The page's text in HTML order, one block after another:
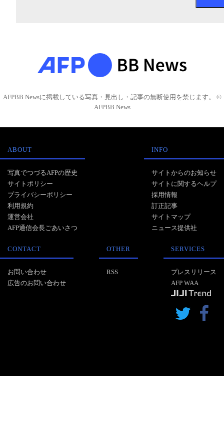
AFPBB Newsに掲載している写真・見出し・記事の無断使用を禁じます。 ©
AFPBB News
ABOUT
写真でつづるAFPの歴史
サイトポリシー
プライバシーポリシー
利用規約
運営会社
AFP通信会長ごあいさつ
INFO
サイトからのお知らせ
サイトに関するヘルプ
採用情報
訂正記事
サイトマップ
ニュース提供社
CONTACT
お問い合わせ
広告のお問い合わせ
OTHER
RSS
SERVICES
プレスリリース
AFP WAA